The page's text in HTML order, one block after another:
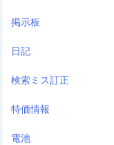
掲示板
日記
検索ミス訂正
特価情報
電池